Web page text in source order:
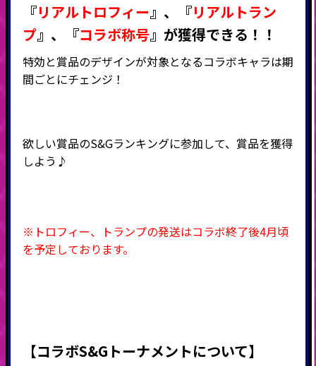
『リアルトロフィー』 、 『リアルトラン
プ』 、 『コラボ称号』 が獲得できる！！
特効と賞品のデザインが対象となるコラボキャラは期
間ごとにチェンジ！
欲しい賞品のS&Gランキングに参加して、賞品を獲得
しよう♪
※トロフィー、トランプの発送はコラボ終了後4月頃
を予定しております。
【コラボS&Gトーナメントについて】